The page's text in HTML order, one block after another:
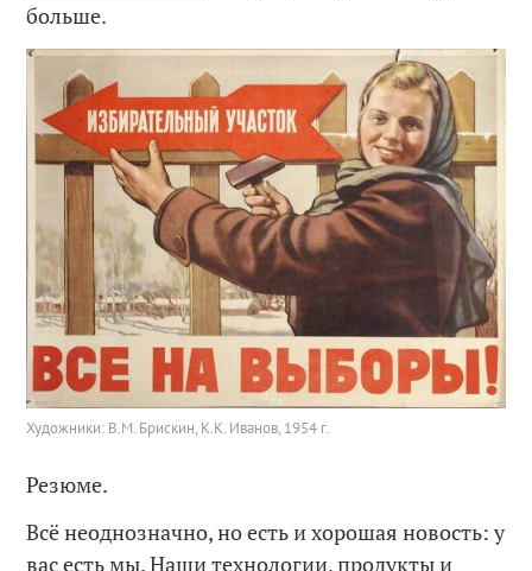
больше.
Художники: В.М. Брискин, К.К. Иванов, 1954 г.
Резюме.
Всё неоднозначно, но есть и хорошая новость: у
вас есть мы. Наши технологии, продукты и